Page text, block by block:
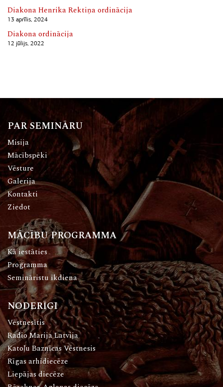
Diakona Henrika Rektiņa ordinācija
13 aprīlis, 2024
Diakona ordinācija
12 jūlijs, 2022
PAR SEMINĀRU
Misija
Mācībspēki
Vēsture
Galerija
Kontakti
Ziedot
MĀCĪBU PROGRAMMA
Kā iestāties
Programma
Semināristu ikdiena
NODERĪGI
Vēstnesītis
Radio Marija Latvija
Katoļu Baznīcas Vēstnesis
Rīgas arhidiecēze
Liepājas diecēze